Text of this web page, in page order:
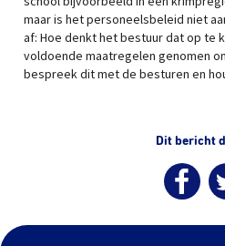
maar is het personeelsbeleid niet
af: Hoe denkt het bestuur dat op te
voldoende maatregelen genomen
bespreek dit met de besturen en
Dit bericht